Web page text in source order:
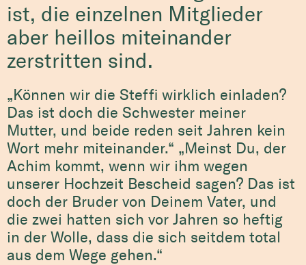
ist, die einzelnen Mitglieder
aber heillos miteinander
zerstritten sind.
„Können wir die Steffi wirklich einladen?
Das ist doch die Schwester meiner
Mutter, und beide reden seit Jahren kein
Wort mehr miteinander.“ „Meinst Du, der
Achim kommt, wenn wir ihm wegen
unserer Hochzeit Bescheid sagen? Das ist
doch der Bruder von Deinem Vater, und
die zwei hatten sich vor Jahren so heftig
in der Wolle, dass die sich seitdem total
aus dem Wege gehen.“